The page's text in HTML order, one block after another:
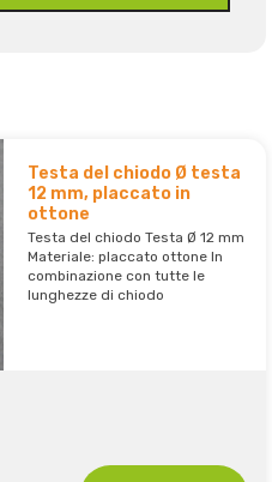
Testa del chiodo Ø testa
12 mm, placcato in
ottone
Testa del chiodo Testa Ø 12 mm
Materiale: placcato ottone In
combinazione con tutte le
lunghezze di chiodo